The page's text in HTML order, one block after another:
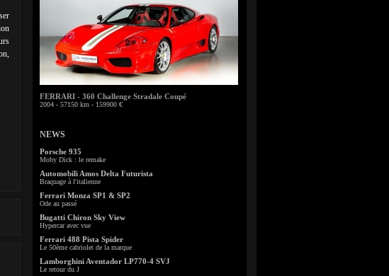
FERRARI - 360 Challenge Stradale Coupé
2004 - 57150 km - 159900 €
NEWS
Porsche 935
Moby Dick : le remake
Automobili Amos Delta Futurista
Braquage à l'italienne
Ferrari Monza SP1 & SP2
Ode au passé
Bugatti Chiron Sky View
Hypercar avec vue
Ferrari 488 Pista Spider
Le 50ème cabriolet de la marque
Lamborghini Aventador LP770-4 SVJ
Le retour du J